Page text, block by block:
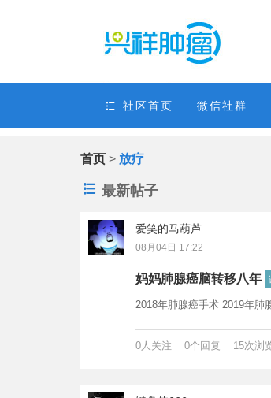
社区首页 微信社群
首页 > 放疗
最新帖子
爱笑的马葫芦
08月04日 17:22
妈妈肺腺癌脑转移八年
2018年肺腺癌手术 2019年肺
0人关注 0个回复 15次浏